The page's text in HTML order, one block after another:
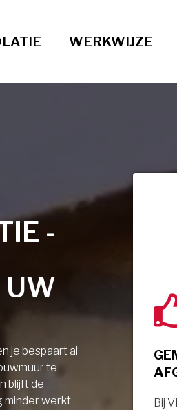
WERKWIJZE
-
UW
je bespaart al
te
blijft de
minder werkt
Bij